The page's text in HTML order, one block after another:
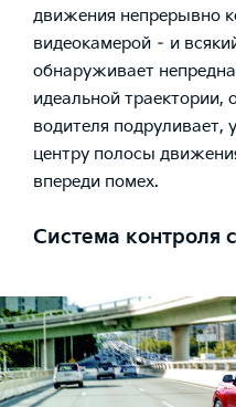
движения непрерывно
видеокамерой – и
обнаруживает
идеальной траектории,
водителя
центру полосы
впереди помех.
Система контроля